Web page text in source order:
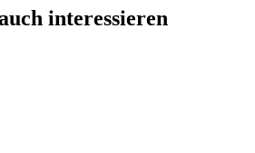
interessieren